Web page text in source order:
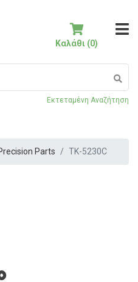
Εκτεταμένη Αναζήτηση
Καλάθι (0)
Parts TK-5230C